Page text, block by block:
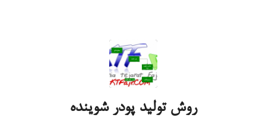
روش تولید پودر شوینده